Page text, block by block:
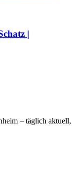
|
– täglich aktuell,